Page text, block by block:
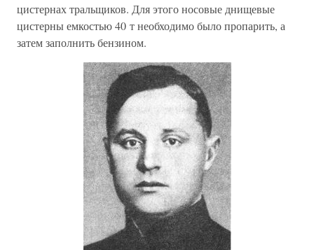
цистернах тральщиков. Для этого носовые днищевые
цистерны емкостью 40 т необходимо было пропарить, а
затем заполнить бензином.